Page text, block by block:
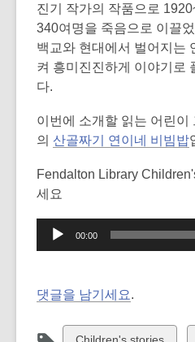
진기 작가의 작품으로
340여명을 죽음으로 이끌
백교와 현대에서 벌어지는
켜 흥미진진하게 이야기로
다.
이번에 소개할 읽는 어린이
의 산골짜기 연이네 비빔밥
Fendalton Library
세요
Audio
00:00
댓글을 남기세요.
View